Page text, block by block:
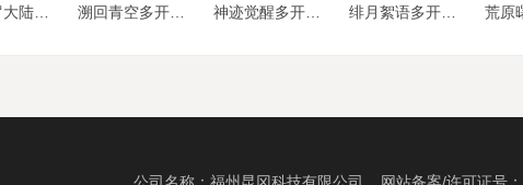
公司名称：福州昆冈科技有限公司 网站备案/许可证号：